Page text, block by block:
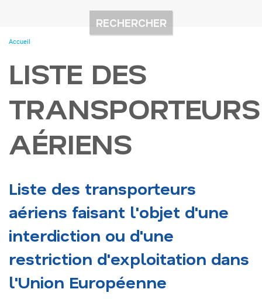
You
Accueil
LISTE DES
TRANSPORTEURS
AÉRIENS
Liste des transporteurs
aériens faisant l'objet d'une
interdiction ou d'une
restriction d'exploitation dans
l'Union Européenne